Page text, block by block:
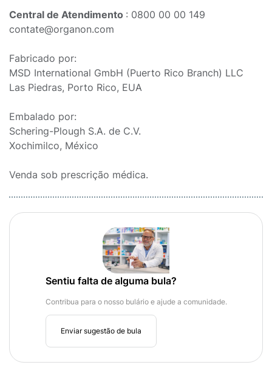
Central de Atendimento : 0800 00 00 149
contate@organon.com
Fabricado por:
MSD International GmbH (Puerto Rico Branch) LLC
Las Piedras, Porto Rico, EUA
Embalado por:
Schering-Plough S.A. de C.V.
Xochimilco, México
Venda sob prescrição médica.
Sentiu falta de alguma bula?
Contribua para o nosso bulário e ajude a comunidade.
Enviar sugestão de bula